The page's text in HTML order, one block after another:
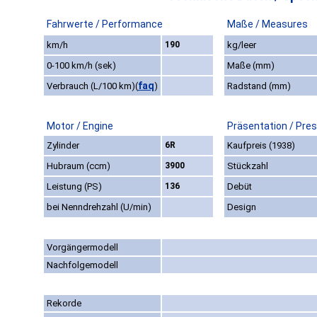
Fahrwerte / Performance Maße / Measures
km/h 190
kg/leer
0-100 km/h (sek)
Maße (mm)
Verbrauch (L/100 km)(faq) Radstand (mm)
Motor / Engine Präsentation /
Zylinder 6R
Kaufpreis (1938)
Hubraum (ccm)
3900 Stückzahl
Leistung (PS) 136
Debüt
bei Nenndrehzahl (U/min)
Design
Vorgängermodell
Nachfolgemodell
Rekorde